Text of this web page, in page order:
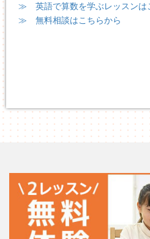
≫ 英語で算数を学ぶレッスンは
≫ 無料相談はこちらから